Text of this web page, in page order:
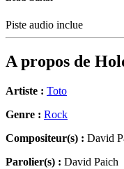
Piste audio inclue
A propos de
Artiste : Toto
Genre : Rock
Compositeur(s) : David
Parolier(s) : David Paich